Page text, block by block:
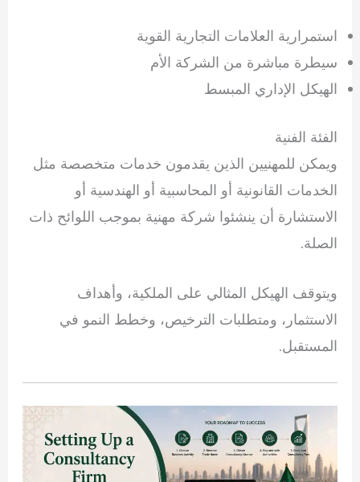
استمرارية العلامات التجارية القوية
سيطرة مباشرة من الشركة الأم
الهيكل الإداري المبسط
الفئة الفنية
ويمكن للمهنيين الذين يقدمون خدمات متخصصة مثل
الخدمات القانونية أو المحاسبية أو الهندسية أو
الاستشارة أن ينشئوا شركة مهنية بموجب اللوائح ذات
الصلة.
ويتوقف الهيكل المثالي على الملكية، وأهداف
الاستثمار، ومتطلبات الترخيص، وخطط النمو في
المستقبل.